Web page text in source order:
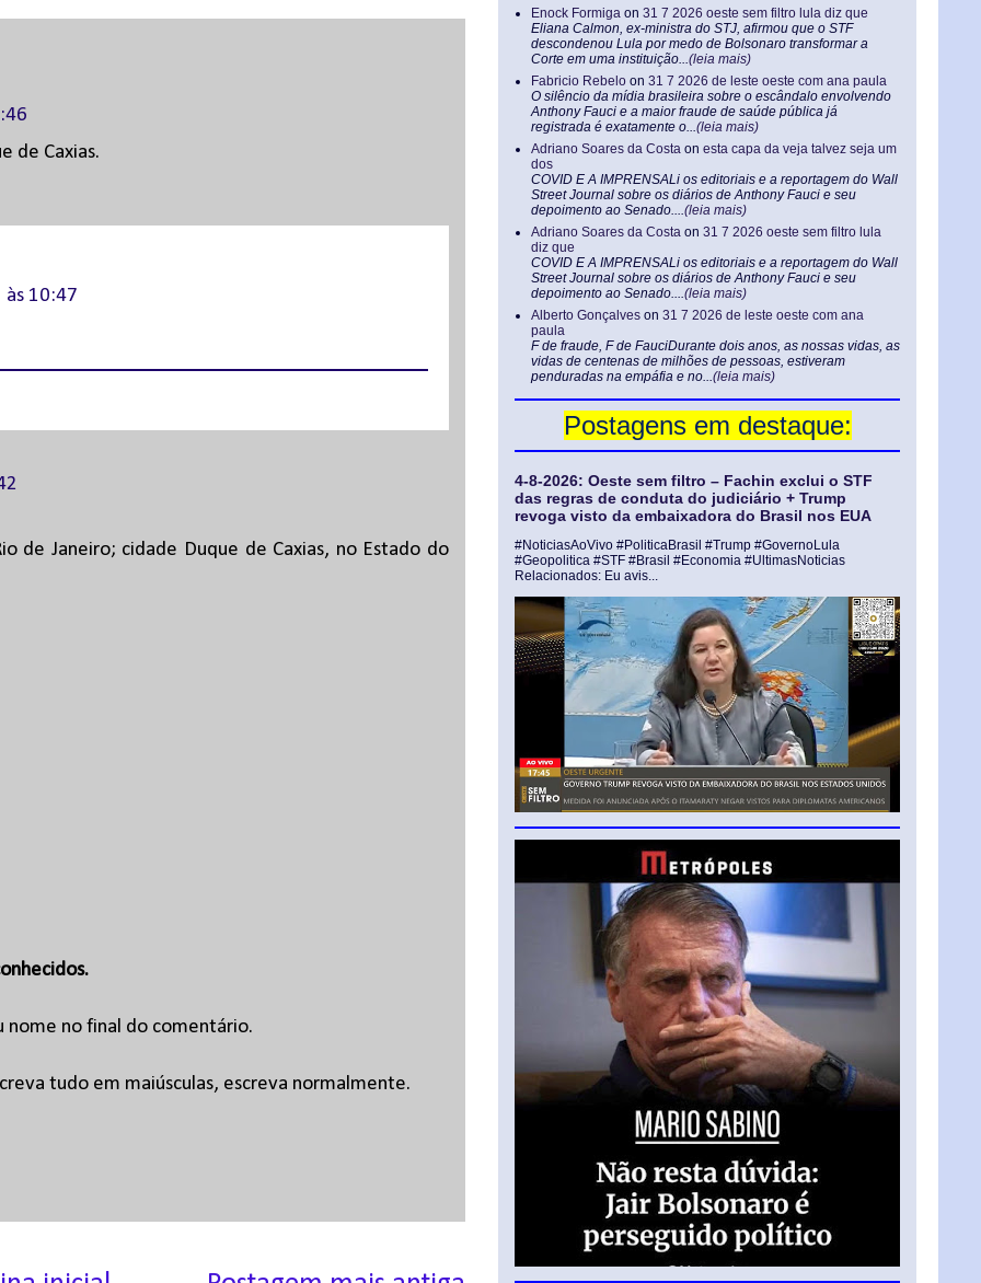
de Caxias.
10:47
de Janeiro; cidade Duque de Caxias, no Estado do
nome no final do comentário.
tudo em maiúsculas, escreva normalmente.
Enock Formiga on 31 7 2026 oeste sem filtro lula diz que
Eliana Calmon, ex-ministra do STJ, afirmou que o STF
descondenou Lula por medo de Bolsonaro transformar a
Corte em uma instituição...(leia mais)
Fabricio Rebelo on 31 7 2026 de leste oeste com ana paula
O silêncio da mídia brasileira sobre o escândalo envolvendo
Anthony Fauci e a maior fraude de saúde pública já
registrada é exatamente o...(leia mais)
Adriano Soares da Costa on esta capa da veja talvez seja um
dos
COVID E A IMPRENSALi os editoriais e a reportagem do Wall
Street Journal sobre os diários de Anthony Fauci e seu
depoimento ao Senado....(leia mais)
Adriano Soares da Costa on 31 7 2026 oeste sem filtro lula
diz que
COVID E A IMPRENSALi os editoriais e a reportagem do Wall
Street Journal sobre os diários de Anthony Fauci e seu
depoimento ao Senado....(leia mais)
Alberto Gonçalves on 31 7 2026 de leste oeste com ana
paula
F de fraude, F de FauciDurante dois anos, as nossas vidas, as
vidas de centenas de milhões de pessoas, estiveram
penduradas na empáfia e no...(leia mais)
Postagens em destaque:
4-8-2026: Oeste sem filtro – Fachin exclui o STF
das regras de conduta do judiciário + Trump
revoga visto da embaixadora do Brasil nos EUA
#NoticiasAoVivo #PoliticaBrasil #Trump #GovernoLula
#Geopolitica #STF #Brasil #Economia #UltimasNoticias
Relacionados: Eu avis...